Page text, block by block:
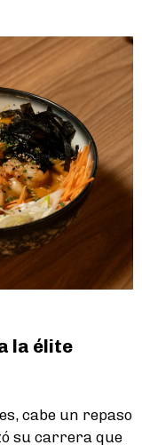
la élite
cabe un repaso
su carrera que